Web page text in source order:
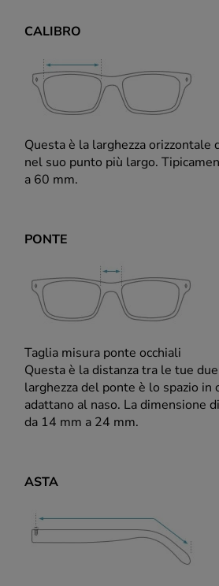
CALIBRO
Questa è la larghezza orizzontale
nel suo punto più largo.
a 60 mm.
PONTE
Taglia misura ponte occhiali
Questa è la distanza tra le tue
larghezza del ponte è lo spazio in
adattano al naso. La dimensione
da 14 mm a 24 mm.
ASTA